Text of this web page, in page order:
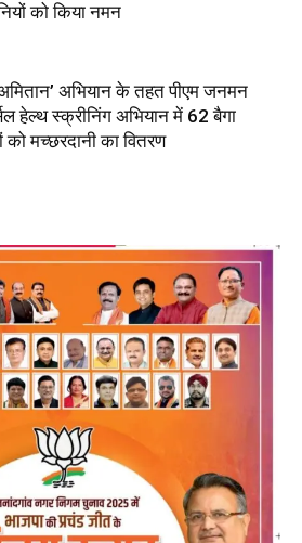
को किया नमन
अभियान के तहत पीएम जनमन
हेल्थ स्क्रीनिंग अभियान में 62 बैगा
को मच्छरदानी का वितरण